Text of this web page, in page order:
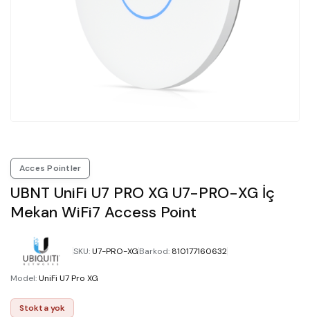
Acces Pointler
UBNT UniFi U7 PRO XG U7-PRO-XG İç
Mekan WiFi7 Access Point
SKU:U7-PRO-XGBarkod: 810177160632
Model:UniFi U7 Pro XG
Stokta yok